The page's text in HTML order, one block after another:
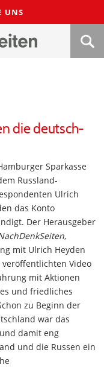
UNS
die deutsch-
Sparkasse
Russland-
Ulrich
das Konto
Der Herausgeber
,
mit Ulrich Heyden
Video
mit Aktionen
und friedliches
zu Beginn der
war das
damit eng
und die Russen ein